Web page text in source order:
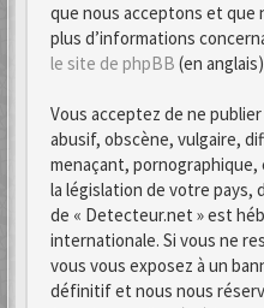
que nous acceptons et que
plus d’informations
le site de phpBB (en
Vous acceptez de ne
abusif, obscène, vulgaire,
menaçant,
la législation de votre pays,
de « Detecteur.net » est
internationale. Si vous ne
vous vous exposez à un
définitif et nous nous